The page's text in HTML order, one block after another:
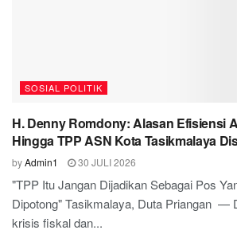
SOSIAL POLITIK
H. Denny Romdony: Alasan Efisiensi
Hingga TPP ASN Kota Tasikmalaya
byAdmin1 30 JULI 2026
"TPP Itu Jangan Dijadikan Sebagai Pos
Dipotong" Tasikmalaya, Duta Priangan —
krisis fiskal dan...